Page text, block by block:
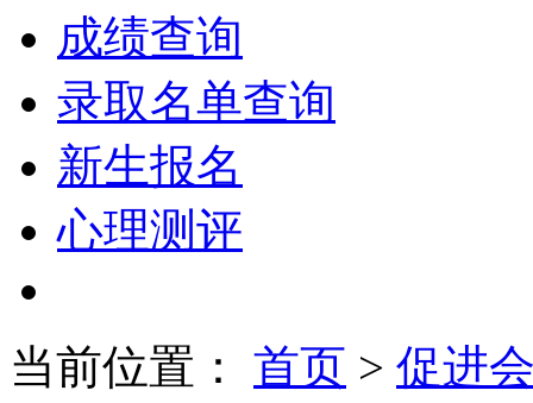
成绩查询
录取名单查询
新生报名
心理测评
当前位置： 首页 > 促进